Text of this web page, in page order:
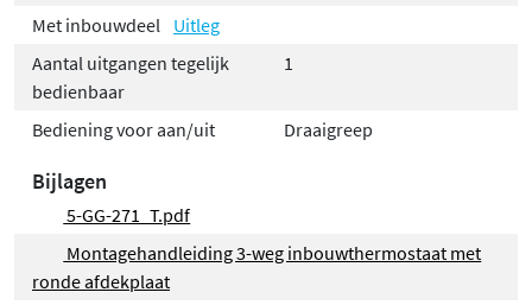
Met inbouwdeel
Uitleg
Aantal uitgangen tegelijk
bedienbaar
1
Bediening voor aan/uit Draaigreep
Bijlagen
5-GG-271_T.pdf
Montagehandleiding 3-weg inbouwthermostaat met
ronde afdekplaat